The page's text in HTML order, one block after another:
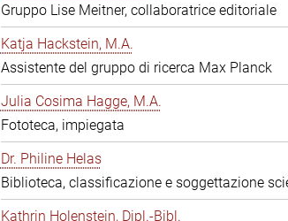
Gruppo Lise Meitner, collaboratrice editoriale
Katja Hackstein, M.A.
Assistente del gruppo di ricerca Max Planck
Julia Cosima Hagge, M.A.
Fototeca, impiegata
Dr. Philine Helas
Biblioteca, classificazione e soggettazione
Kathrin Holenstein, Dipl.-Bibl.